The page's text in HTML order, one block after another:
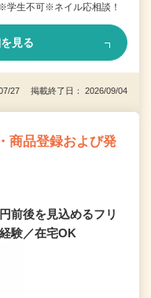
学生不可※ネイル応相談！
見る
27 掲載終了日： 2026/09/04
商品登録および発
前後を見込めるフリ
験／在宅OK